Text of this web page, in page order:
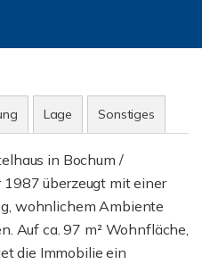
Lage Sonstiges
in Bochum /
überzeugt mit einer
wohnlichem Ambiente
Auf ca. 97 m² Wohnfläche,
die Immobilie ein